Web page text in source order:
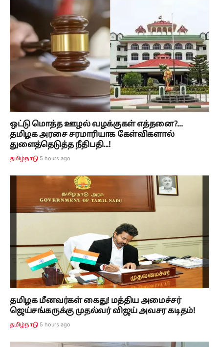
ஒட்டு மொத்த ஊழல் வழக்குகள் எத்தனை?...
தமிழக அரசை சரமாரியாக கேள்விகளால்
துளைத்தெடுத்த நீதிபதி...!
தமிழ்நாடு 5 hours ago
தமிழக மீனவர்கள் கைது! மத்திய அமைச்சர்
ஜெய்சங்கருக்கு முதல்வர் விஜய் அவசர கடிதம்!
தமிழ்நாடு 5 hours ago